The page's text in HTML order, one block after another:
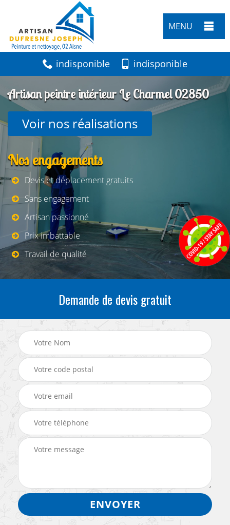
MENU
indisponible indisponible
Artisan peintre intérieur Le Charmel 02850
Voir nos réalisations
Nos engagements
Devis et déplacement gratuits
Sans engagement
Artisan passionné
Prix imbattable
Travail de qualité
Demande de devis gratuit